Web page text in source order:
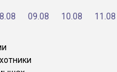
09.08 10.08 11.08